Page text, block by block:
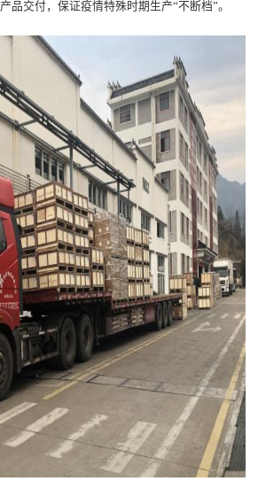
产品交付，保证疫情特殊时期生产“不断档”。